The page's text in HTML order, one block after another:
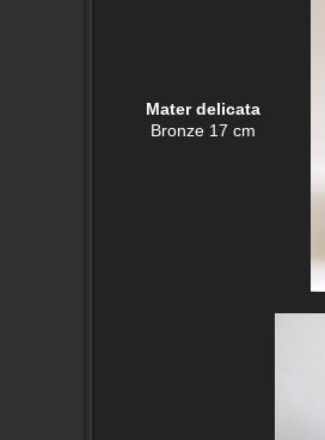
Mater delicata
Bronze 17 cm